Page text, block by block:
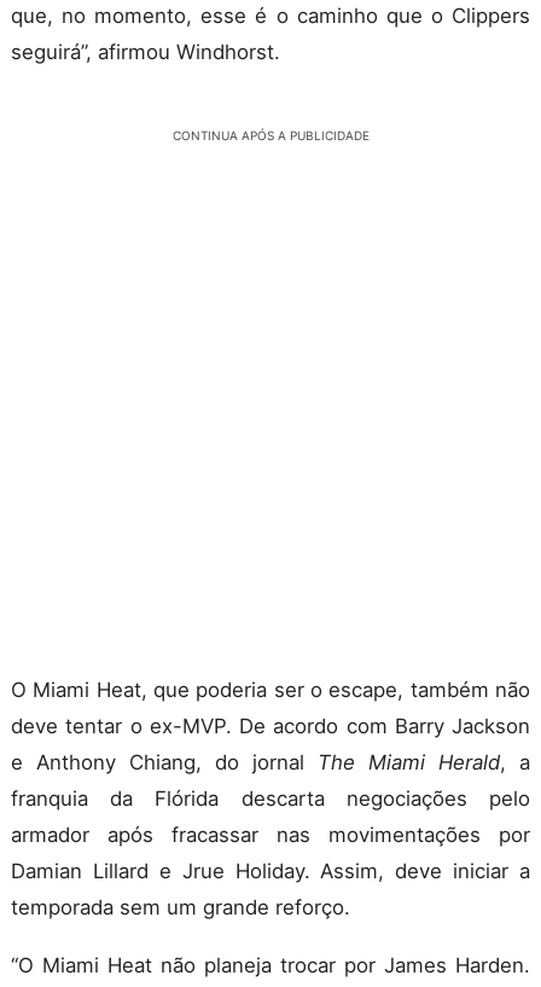
que, no momento, esse é o caminho que o Clippers
seguirá”, afirmou Windhorst.
CONTINUA APÓS A PUBLICIDADE
O Miami Heat, que poderia ser o escape, também não
deve tentar o ex-MVP. De acordo com Barry Jackson
e Anthony Chiang, do jornal The Miami Herald, a
franquia da Flórida descarta negociações pelo
armador após fracassar nas movimentações por
Damian Lillard e Jrue Holiday. Assim, deve iniciar a
temporada sem um grande reforço.
“O Miami Heat não planeja trocar por James Harden.